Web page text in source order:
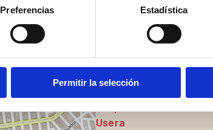
Preferencias Estadística
Permitir la selección
Carpa escenario en la
Usera